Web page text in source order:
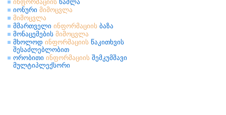
ინფორმაციის წაშლა
იონური მიმოცვლა
მიმოცვლა
მმართველი ინფორმაციის ბაზა
მონაცემების მიმოცვლა
მხოლოდ ინფორმაციის წაკითხვის
შესაძლებლობით
ორობითი ინფორმაციის შემკუმშავი
მულტიპლექსორი